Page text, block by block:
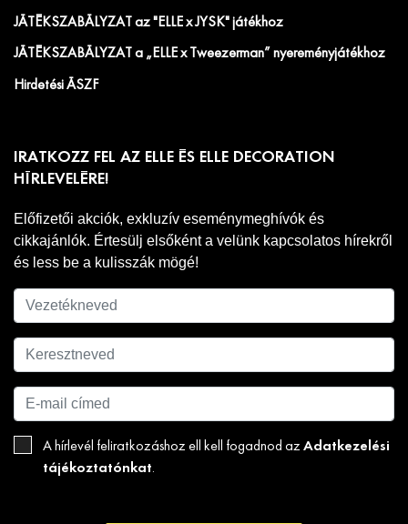
JÁTÉKSZABÁLYZAT az "ELLE x JYSK" játékhoz
JÁTÉKSZABÁLYZAT a „ELLE x Tweezerman” nyereményjátékhoz
Hirdetési ÁSZF
IRATKOZZ FEL AZ ELLE ÉS ELLE DECORATION
HÍRLEVELÉRE!
Előfizetői akciók, exkluzív eseménymeghívók és
cikkajánlók. Értesülj elsőként a velünk kapcsolatos hírekről
és less be a kulisszák mögé!
A hírlevél feliratkozáshoz ell kell fogadnod az Adatkezelési
tájékoztatónkat.